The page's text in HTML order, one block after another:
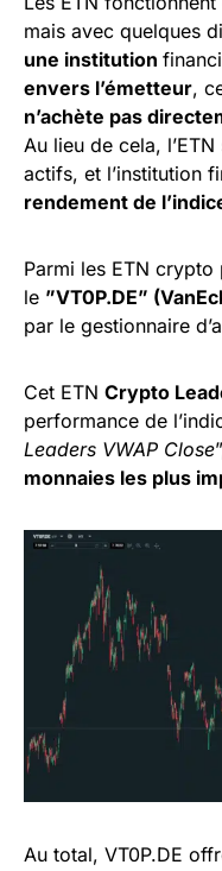
mais avec quelques
une institution
envers l’émetteur,
n’achète pas
Au lieu de cela,
actifs, et l’institution
rendement de
Parmi les ETN
le ”VT0P.DE”
par le gestionnaire
Cet ETN Crypto
performance de
Leaders VWAP Close
monnaies les plus
Au total, VT0P.DE